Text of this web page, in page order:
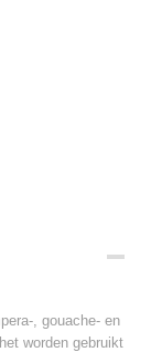
, gouache- en
worden gebruikt